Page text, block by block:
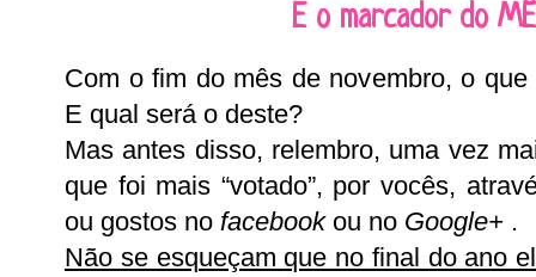
E o marcador do
Com o fim do mês de novembro, o
E qual será o deste?
Mas antes disso, relembro, uma vez
que foi mais “votado”, por vocês,
ou gostos no facebook ou no Google+ .
Não se esqueçam que no final do ano